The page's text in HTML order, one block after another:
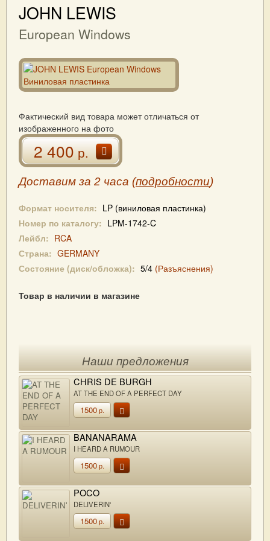
JOHN LEWIS
European Windows
Фактический вид товара может отличаться от
изображенного на фото
2 400р.
Доставим за 2 часа (подробности)
Формат носителя: LP (виниловая пластинка)
Номер по каталогу: LPM-1742-C
Лейбл: RCA
Страна: GERMANY
Состояние (диск/обложка): 5/4 (Разъяснения)
Товар в наличии в магазине
Наши предложения
CHRIS DE BURGH
AT THE END OF A PERFECT DAY
1500р.
BANANARAMA
I HEARD A RUMOUR
1500р.
POCO
DELIVERIN'
1500р.